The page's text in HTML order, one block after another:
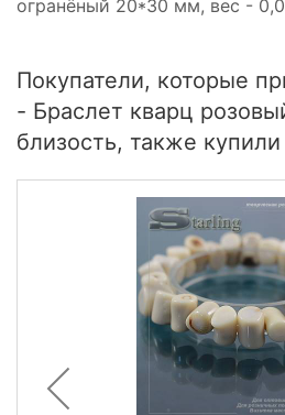
огранёный 20*30 мм, вес -
Покупатели, которые
- Браслет кварц
близость, также купили